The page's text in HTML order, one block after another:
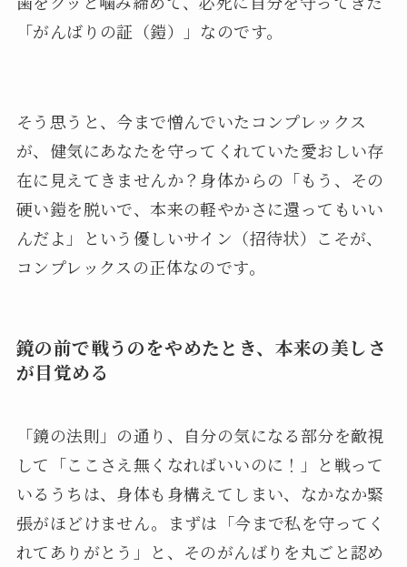
「がんばりの証（鎧）」なのです。
そう思うと、今まで憎んでいたコンプレックス
が、健気にあなたを守ってくれていた愛おしい存
在に見えてきませんか？身体からの「もう、その
硬い鎧を脱いで、本来の軽やかさに還ってもいい
んだよ」という優しいサイン（招待状）こそが、
コンプレックスの正体なのです。
鏡の前で戦うのをやめたとき、本来の美しさ
が目覚める
「鏡の法則」の通り、自分の気になる部分を敵視
して「ここさえ無くなればいいのに！」と戦って
いるうちは、身体も身構えてしまい、なかなか緊
張がほどけません。まずは「今まで私を守ってく
れてありがとう」と、そのがんばりを丸ごと認め